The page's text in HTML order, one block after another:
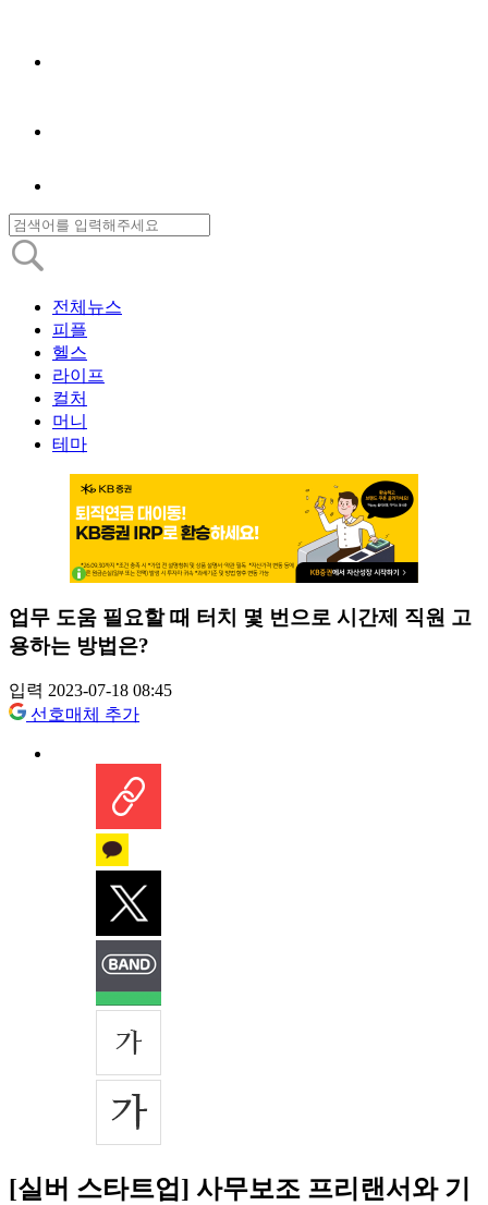
전체뉴스
피플
헬스
라이프
컬처
머니
테마
업무 도움 필요할 때 터치 몇 번으로 시간제 직원 고
용하는 방법은?
입력 2023-07-18 08:45
선호매체 추가
[실버 스타트업] 사무보조 프리랜서와 기